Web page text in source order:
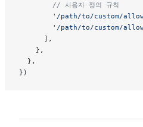
        // 사용자 정의 규칙
'/path/to/custom/
'/path/to/custom/
      ],
    },
  },
})